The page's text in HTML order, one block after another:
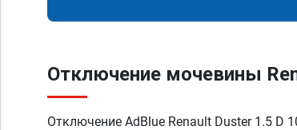
Отключение мочевины
Отключение AdBlue Renault Duster 1.5 D